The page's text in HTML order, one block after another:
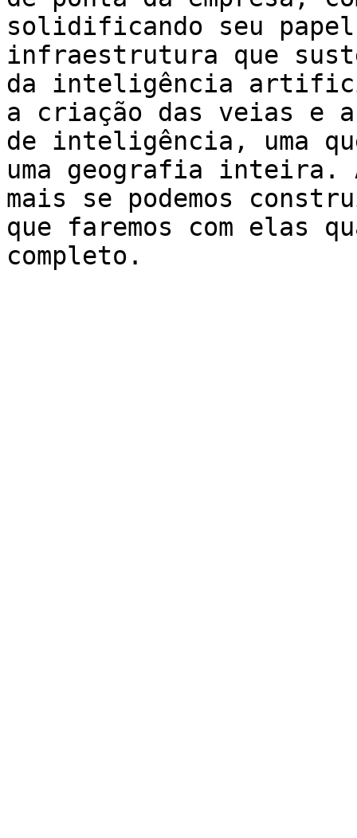
solidificando seu
infraestrutura que
da inteligência
a criação das veias e
de inteligência, uma
uma geografia inteira.
mais se podemos
que faremos com elas
completo.